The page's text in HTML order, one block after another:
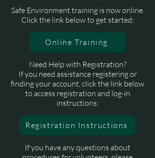
Safe Environment training is now online.
Click the link below to get started:
Online Training
Need Help with Registration?
If you need assistance registering or
finding your account, click the link below
to access registration and log-in
instructions:
Registration Instructions
If you have any questions about